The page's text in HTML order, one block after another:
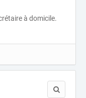
à domicile.